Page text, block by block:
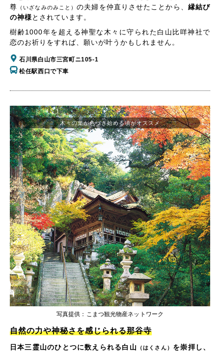
尊 （いざなみのみこと）の夫婦を仲直りさせたことから、 縁結び
の神様とされています。
樹齢1000年を超える神聖な木々に守られた白山比咩神社で
恋のお祈りをすれば、願いが叶うかもしれません。
石川県白山市三宮町ニ105-1
松任駅西口で下車
木々の葉が色づき始める頃がオススメ
写真提供：こまつ観光物産ネットワーク
自然の力や神秘さを感じられる那谷寺
日本三霊山のひとつに数えられる白山 （はくさん） を崇拝し、